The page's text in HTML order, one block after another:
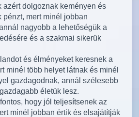
azért dolgoznak keményen és
pénzt, mert minél jobban
nagyobb a lehetőségük a
és a szakmai sikerük
és élményeket keresnek a
minél több helyet látnak és minél
gazdagodnak, annál szélesebb
életük lesz.
hogy jól teljesítsenek az
minél jobban értik és elsajátítják